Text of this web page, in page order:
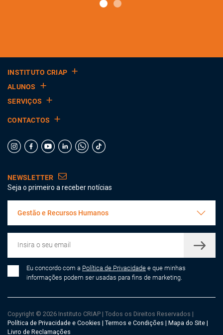
INSTITUTO CRIAP
ALUNOS
SERVIÇOS
CONTACTOS
NEWSLETTER
Seja o primeiro a receber notícias
Gestão e Recursos Humanos
Eu concordo com a Política de Privacidade e que minhas
informações podem ser usadas para fins de marketing.
Copyright © 2026 Instituto CRIAP | Todos os Direitos Reservados |
Política de Privacidade e Cookies | Termos e Condições | Mapa do Site |
Livro de Reclamações